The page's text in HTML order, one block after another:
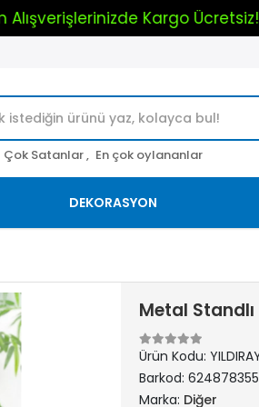
Tüm Alışverişlerinizde
Çok Satanlar , En çok oylananlar
DEKORASYON
Metal
Ürün Kodu:
Barkod:
Marka: Diğer